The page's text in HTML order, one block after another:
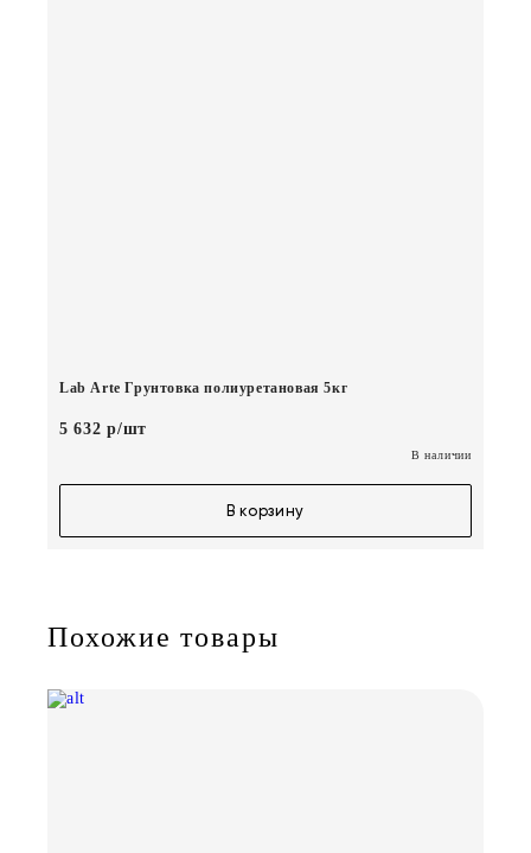
Lab Arte Грунтовка полиуретановая 5кг
5 632 р/шт
В наличии
В корзину
Похожие товары